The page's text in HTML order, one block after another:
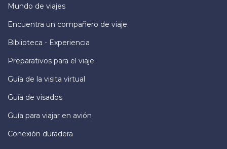
Mundo de viajes
Encuentra un compañero de viaje.
Biblioteca - Experiencia
Preparativos para el viaje
Guía de la visita virtual
Guía de visados
Guía para viajar en avión
Conexión duradera